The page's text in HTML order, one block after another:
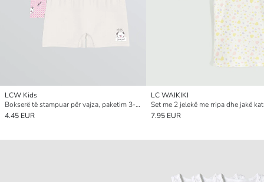
LCW Kids
Bokserë të stampuar për vajza, paketim 3-copësh
4.45 EUR
LC WAIKIKI
7.95 EUR